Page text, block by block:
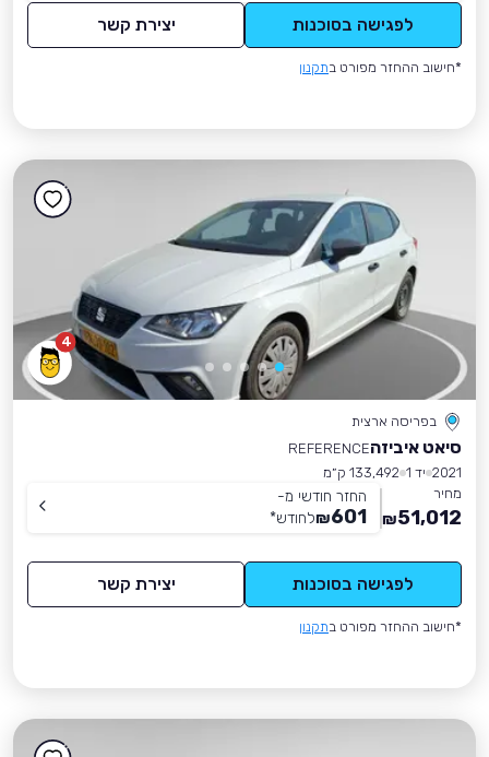
לפגישה בסוכנות יצירת קשר
*חישוב ההחזר מפורט בתקנון
4
בפריסה ארצית
סיאט איביזהREFERENCE
2021 יד 1
133,492 ק״מ
מחיר
51,012
₪
החזר חודשי מ-
601
₪לחודש*
לפגישה בסוכנות יצירת קשר
*חישוב ההחזר מפורט בתקנון